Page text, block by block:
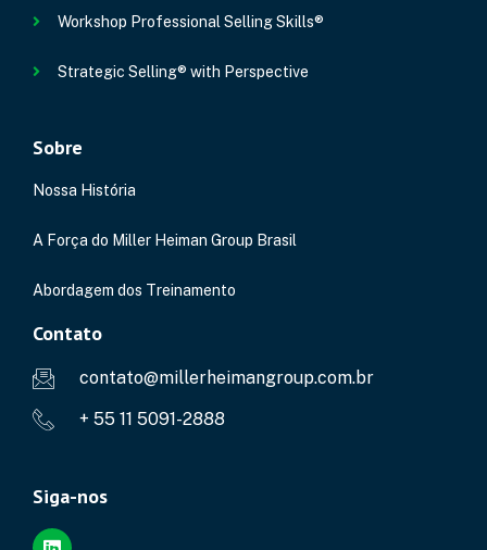
Workshop Professional Selling Skills®
Strategic Selling® with Perspective
Sobre
Nossa História
A Força do Miller Heiman Group Brasil
Abordagem dos Treinamento
Contato
contato@millerheimangroup.com.br
+ 55 11 5091-2888
Siga-nos